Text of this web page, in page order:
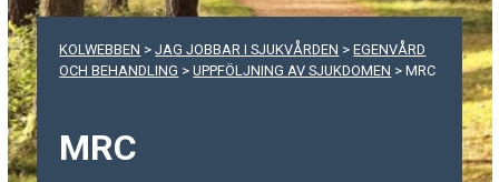
KOLWEBBEN >JAG JOBBAR I SJUKVÅRDEN >EGENVÅRD
OCH BEHANDLING >UPPFÖLJNING AV SJUKDOMEN >MRC
MRC